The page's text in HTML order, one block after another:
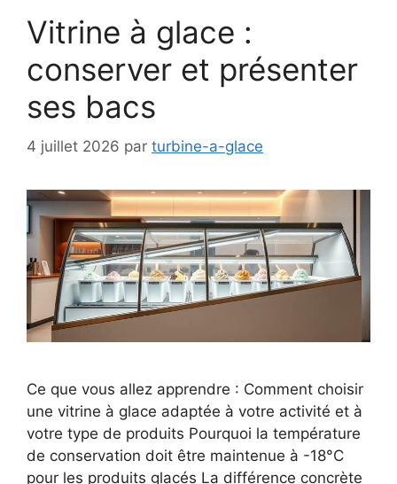
Vitrine à glace :
conserver et présenter
ses bacs
4 juillet 2026 par turbine-a-glace
Ce que vous allez apprendre : Comment choisir
une vitrine à glace adaptée à votre activité et à
votre type de produits Pourquoi la température
de conservation doit être maintenue à -18°C
pour les produits glacés La différence concrète